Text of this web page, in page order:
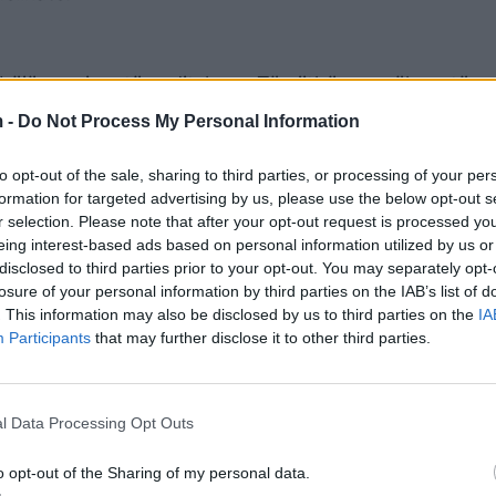
- Do Not Process My Personal Information
opt-out of the sale, sharing to third parties, or processing of your
for targeted advertising by us, please use the below opt-out
selection. Please note that after your opt-out request is processed
interest-based ads based on personal information utilized by us
to third parties prior to your opt-out. You may separately
of your personal information by third parties on the IAB’s list of
This information may also be disclosed by us to third parties on the
Participants that may further disclose it to other third parties.
Data Processing Opt Outs
opt-out of the Sharing of my personal data.
veprime të çuditshme. Të gjithëve u pëlqen të
të sakrifikojnë shumë vetëm për të filluar një
t’ju bëjnë shumë entuziast dhe do të ndiheni me
të kenë dashuri me shikim të parë. Gjendja e
ju që jeni në një marrëdhënie, pasi nuk
Beqarët do jenë të sinqertë me personat që do
do të jenë të mira.